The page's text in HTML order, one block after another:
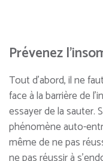
Prévenez
Tout d’abord, il ne
face à la barrière de
essayer de la sauter.
phénomène auto-
même de ne pas